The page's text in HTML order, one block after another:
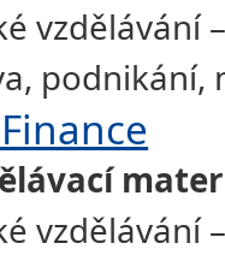
vzdělávání
vzdělávání